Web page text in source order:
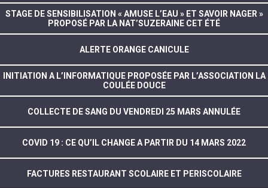
STAGE DE SENSIBILISATION « AMUSE L’EAU » ET SAVOIR NAGER »
PROPOSÉ PAR LA NAT’SUZERAINE CET ÉTÉ
ALERTE ORANGE CANICULE
INITIATION A L’INFORMATIQUE PROPOSÉE PAR L’ASSOCIATION LA
COULÉE DOUCE
COLLECTE DE SANG DU VENDREDI 25 MARS ANNULÉE
COVID 19 : CE QU’IL CHANGE A PARTIR DU 14 MARS 2022
FACTURES RESTAURANT SCOLAIRE ET PERISCOLAIRE